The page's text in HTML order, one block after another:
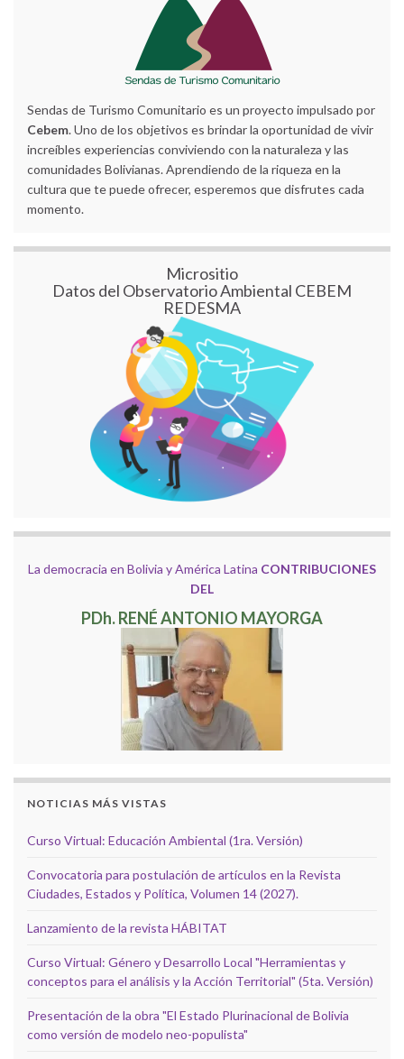
Sendas de Turismo Comunitario es un proyecto impulsado por
Cebem. Uno de los objetivos es brindar la oportunidad de vivir
increíbles experiencias conviviendo con la naturaleza y las
comunidades Bolivianas. Aprendiendo de la riqueza en la
cultura que te puede ofrecer, esperemos que disfrutes cada
momento.
Micrositio
Datos del Observatorio Ambiental CEBEM
REDESMA
La democracia en Bolivia y América Latina CONTRIBUCIONES
DEL
PDh. RENÉ ANTONIO MAYORGA
NOTICIAS MÁS VISTAS
Curso Virtual: Educación Ambiental (1ra. Versión)
Convocatoria para postulación de artículos en la Revista
Ciudades, Estados y Política, Volumen 14 (2027).
Lanzamiento de la revista HÁBITAT
Curso Virtual: Género y Desarrollo Local "Herramientas y
conceptos para el análisis y la Acción Territorial" (5ta. Versión)
Presentación de la obra "El Estado Plurinacional de Bolivia
como versión de modelo neo-populista"